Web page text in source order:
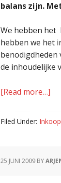
balans zijn.
We hebben het
hebben we het
benodigdheden
de inhoudelijke
[Read more…]
Filed Under: Inkoop
25 JUNI 2009 BY